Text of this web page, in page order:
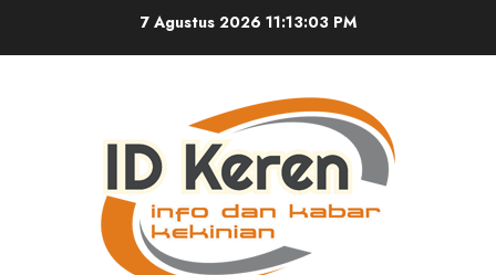
7 Agustus 2026 11:13:03 PM